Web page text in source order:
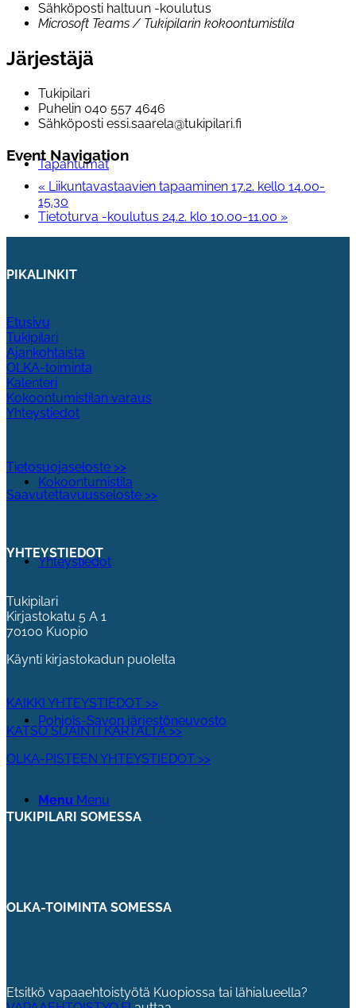
Tapahtumat
Kokoontumistila
Yhteystiedot
Pohjois-Savon järjestöneuvosto
Menu Menu
Sähköposti haltuun -koulutus
Microsoft Teams / Tukipilarin kokoontumistila
Järjestäjä
Tukipilari
Puhelin 040 557 4646
Sähköposti essi.saarela@tukipilari.fi
Event Navigation
« Liikuntavastaavien tapaaminen 17.2. kello 14.00-
15.30
Tietoturva -koulutus 24.2. klo 10.00-11.00 »
PIKALINKIT
Etusivu
Tukipilari
Ajankohtaista
OLKA-toiminta
Kalenteri
Kokoontumistilan varaus
Yhteystiedot
Tietosuojaseloste >>
Saavutettavuusseloste >>
YHTEYSTIEDOT
Tukipilari
Kirjastokatu 5 A 1
70100 Kuopio
Käynti kirjastokadun puolelta
KAIKKI YHTEYSTIEDOT >>
KATSO SIJAINTI KARTALTA >>
OLKA-PISTEEN YHTEYSTIEDOT >>
TUKIPILARI SOMESSA
OLKA-TOIMINTA SOMESSA
Etsitkö vapaaehtoistyötä Kuopiossa tai lähialueella?